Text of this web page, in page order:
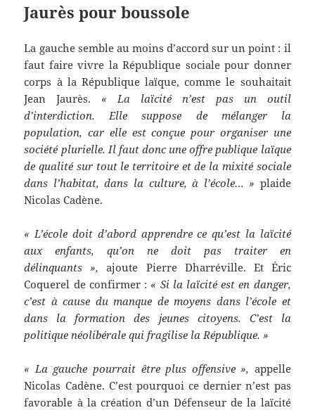
Jaurès pour boussole
La gauche semble au moins d’accord sur un point : il
faut faire vivre la République sociale pour donner
corps à la République laïque, comme le souhaitait
Jean Jaurès. « La laïcité n’est pas un outil
d’interdiction. Elle suppose de mélanger la
population, car elle est conçue pour organiser une
société plurielle. Il faut donc une offre publique laïque
de qualité sur tout le territoire et de la mixité sociale
dans l’habitat, dans la culture, à l’école… » plaide
Nicolas Cadène.
« L’école doit d’abord apprendre ce qu’est la laïcité
aux enfants, qu’on ne doit pas traiter en
délinquants »,
ajoute Pierre Dharréville. Et Éric
Coquerel de confirmer : « Si la laïcité est en danger,
c’est à cause du manque de moyens dans l’école et
dans la formation des jeunes citoyens. C’est la
politique néolibérale qui fragilise la République. »
« La gauche pourrait être plus offensive », appelle
Nicolas Cadène. C’est pourquoi ce dernier n’est pas
favorable à la création d’un Défenseur de la laïcité